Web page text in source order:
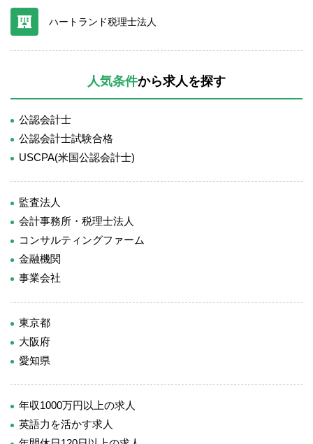
ハートランド税理士法人
人気条件から求人を探す
公認会計士
公認会計士試験合格
USCPA(米国公認会計士)
監査法人
会計事務所・税理士法人
コンサルティングファーム
金融機関
事業会社
東京都
大阪府
愛知県
年収1000万円以上の求人
英語力を活かす求人